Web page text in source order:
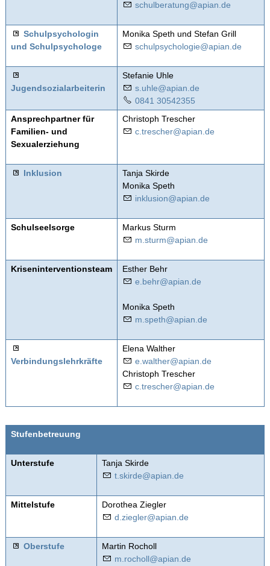
Beratung
Fächer
Schulleben
WebUntis
Datenschutzerklärung
Sitemap
schulberatung@apian.de
Schulpsychologin
und Schulpsychologe
Monika Speth und Stefan Grill
schulpsychologie@apian.de
Jugendsozialarbeiterin
Stefanie Uhle
s.uhle@apian.de
0841 30542355
Ansprechpartner für
Familien- und
Sexualerziehung
Christoph Trescher
c tr sch r p n d
Inklusion
Tanja Skirde
Monika Speth
inklusion@apian.de
Schulseelsorge
Markus Sturm
m st rm p n d
Kriseninterventionsteam
Esther Behr
e.behr@apian.de
Monika Speth
m.speth@apian.de
Verbindungslehrkräfte
Elena Walther
w lth r p n d
Christoph Trescher
c tr sch r p n d
Stufenbetreuung
Unterstufe
Tanja Skirde
t skrd p n d
Mittelstufe
Dorothea Ziegler
d z gl r p n d
Oberstufe
Martin Rocholl
m r ch ll p n d